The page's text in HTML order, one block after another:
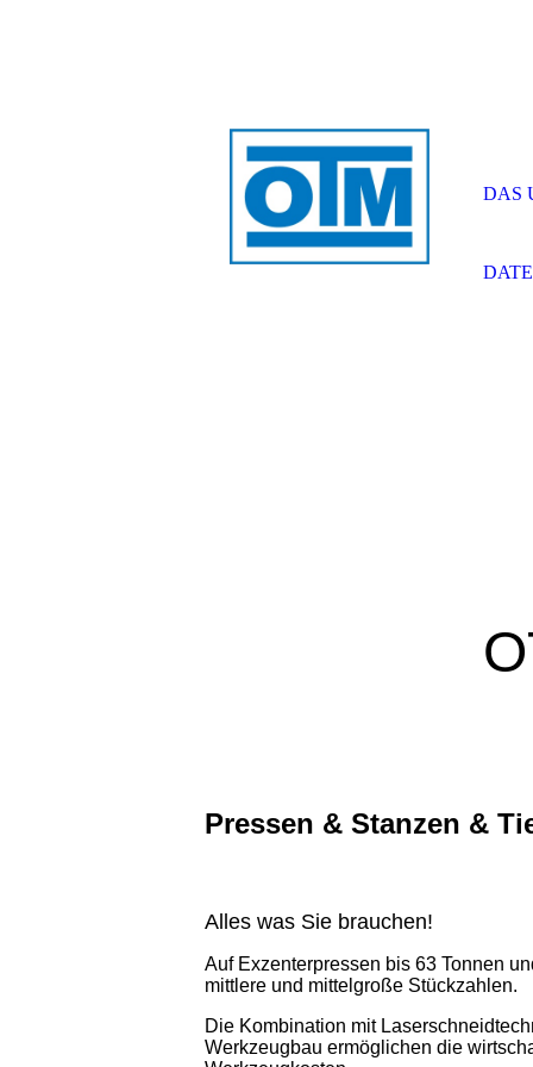
Pressen & Stanzen &
Alles was Sie brauchen!
Auf Exzenterpressen bis 63 Tonnen
mittlere und mittelgroße Stückzahlen.
Die Kombination mit
Werkzeugbau ermöglichen die
DAS